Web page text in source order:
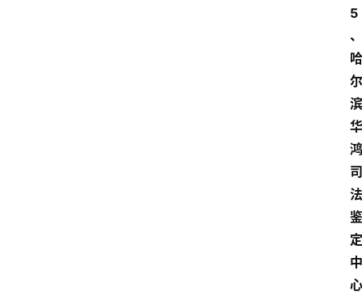
5
、
哈
尔
滨
华
鸿
司
法
鉴
定
中
心